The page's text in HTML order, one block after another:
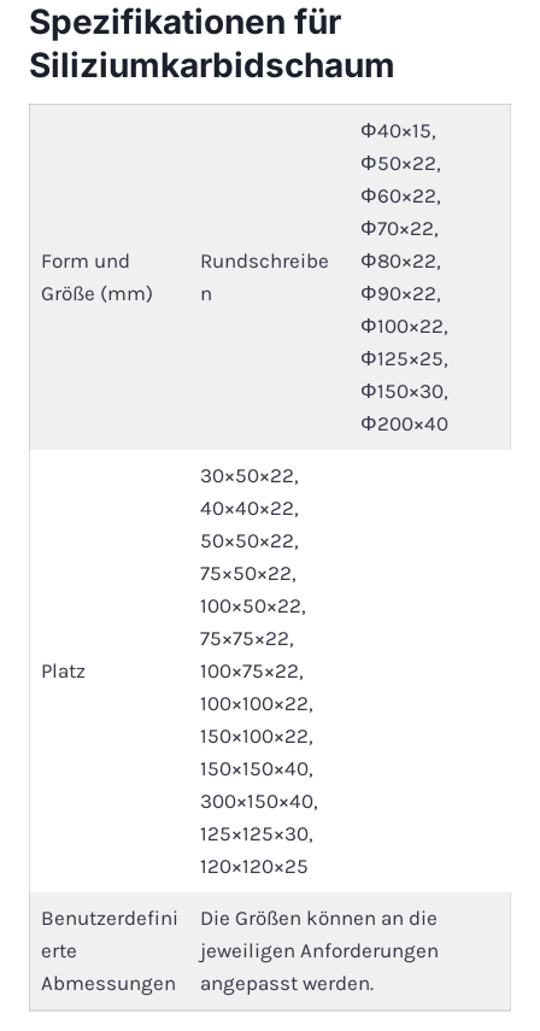
Spezifikationen für
Siliziumkarbidschaum
Form und
Größe (mm)
Rundschreibe
n
Φ40×15,
Φ50×22,
Φ60×22,
Φ70×22,
Φ80×22,
Φ90×22,
Φ100×22,
Φ125×25,
Φ150×30,
Φ200×40
Platz
30×50×22,
40×40×22,
50×50×22,
75×50×22,
100×50×22,
75×75×22,
100×75×22,
100×100×22,
150×100×22,
150×150×40,
300×150×40,
125×125×30,
120×120×25
Benutzerdefini
erte
Abmessungen
Die Größen können an die
jeweiligen Anforderungen
angepasst werden.